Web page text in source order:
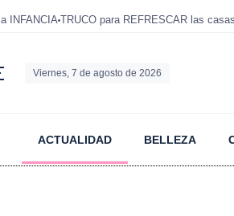
INFANCIATRUCO para REFRESCAR las casas
Viernes, 7 de agosto de 2026
ACTUALIDAD BELLEZA